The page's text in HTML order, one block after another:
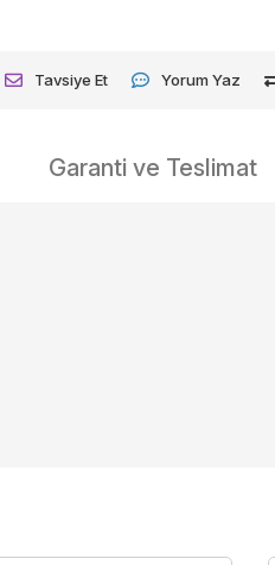
Tavsiye Et Yorum Yaz
Garanti ve Teslimat